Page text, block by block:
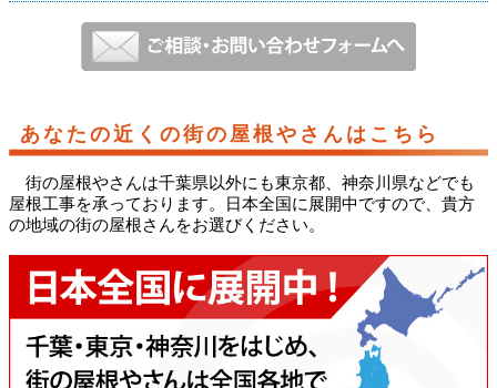
あなたの近くの街の屋根やさんはこちら
街の屋根やさんは千葉県以外にも東京都、神奈川県などでも
屋根工事を承っております。日本全国に展開中ですので、貴方
の地域の街の屋根さんをお選びください。